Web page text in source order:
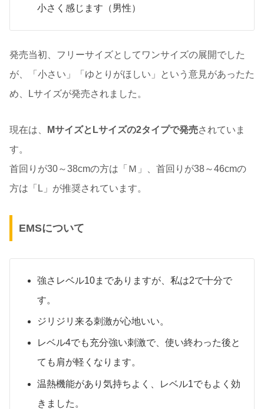
小さく感じます（男性）
発売当初、フリーサイズとしてワンサイズの展開でした
が、「小さい」「ゆとりがほしい」という意見があったた
め、Lサイズが発売されました。
現在は、 MサイズとLサイズの2タイプで発売されていま
す。
首回りが30～38cmの方は「Ｍ」、首回りが38～46cmの
方は「L」が推奨されています。
EMSについて
強さレベル10までありますが、私は2で十分で
す。
ジリジリ来る刺激が心地いい。
レベル4でも充分強い刺激で、使い終わった後と
ても肩が軽くなります。
温熱機能があり気持ちよく、レベル1でもよく効
きました。